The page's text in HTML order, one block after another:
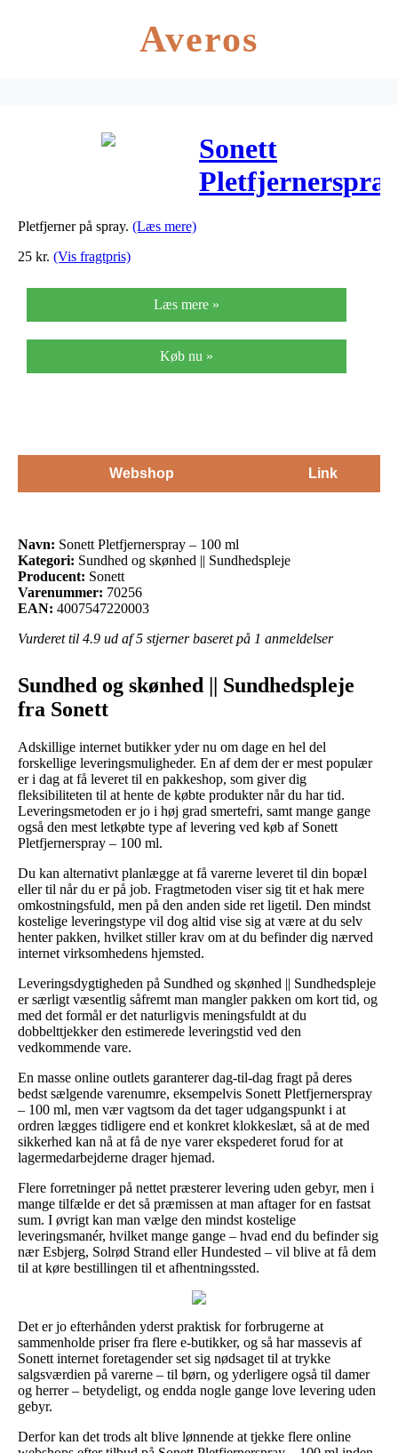
Averos
Sonett
Pletfjerner på spray. (Læs mere)
25 kr. (Vis fragtpris)
Læs mere »
Køb nu »
Webshop Link
Navn: Sonett Pletfjernerspray – 100 ml
Kategori: Sundhed og skønhed || Sundhedspleje
Producent: Sonett
Varenummer: 70256
EAN: 4007547220003
Vurderet til 4.9 ud af 5 stjerner baseret på 1 anmeldelser
Sundhed og skønhed || Sundhedspleje
fra Sonett
Adskillige internet butikker yder nu om dage en hel del
forskellige leveringsmuligheder. En af dem der er mest populær
er i dag at få leveret til en pakkeshop, som giver dig
fleksibiliteten til at hente de købte produkter når du har tid.
Leveringsmetoden er jo i høj grad smertefri, samt mange gange
også den mest letkøbte type af levering ved køb af Sonett
Pletfjernerspray – 100 ml.
Du kan alternativt planlægge at få varerne leveret til din bopæl
eller til når du er på job. Fragtmetoden viser sig tit et hak mere
omkostningsfuld, men på den anden side ret ligetil. Den mindst
kostelige leveringstype vil dog altid vise sig at være at du selv
henter pakken, hvilket stiller krav om at du befinder dig nærved
internet virksomhedens hjemsted.
Leveringsdygtigheden på Sundhed og skønhed || Sundhedspleje
er særligt væsentlig såfremt man mangler pakken om kort tid, og
med det formål er det naturligvis meningsfuldt at du
dobbelttjekker den estimerede leveringstid ved den
vedkommende vare.
En masse online outlets garanterer dag-til-dag fragt på deres
bedst sælgende varenumre, eksempelvis Sonett Pletfjernerspray
– 100 ml, men vær vagtsom da det tager udgangspunkt i at
ordren lægges tidligere end et konkret klokkeslæt, så at de med
sikkerhed kan nå at få de nye varer ekspederet forud for at
lagermedarbejderne drager hjemad.
Flere forretninger på nettet præsterer levering uden gebyr, men i
mange tilfælde er det så præmissen at man aftager for en fastsat
sum. I øvrigt kan man vælge den mindst kostelige
leveringsmanér, hvilket mange gange – hvad end du befinder sig
nær Esbjerg, Solrød Strand eller Hundested – vil blive at få dem
til at køre bestillingen til et afhentningssted.
Det er jo efterhånden yderst praktisk for forbrugerne at
sammenholde priser fra flere e-butikker, og så har massevis af
Sonett internet foretagender set sig nødsaget til at trykke
salgsværdien på varerne – til børn, og yderligere også til damer
og herrer – betydeligt, og endda nogle gange love levering uden
gebyr.
Derfor kan det trods alt blive lønnende at tjekke flere online